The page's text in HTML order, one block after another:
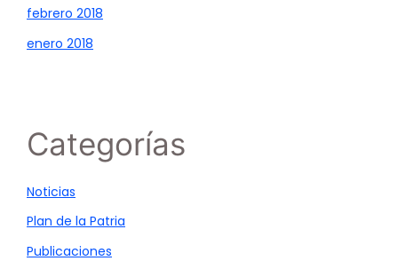
febrero 2018
enero 2018
Categorías
Noticias
Plan de la Patria
Publicaciones